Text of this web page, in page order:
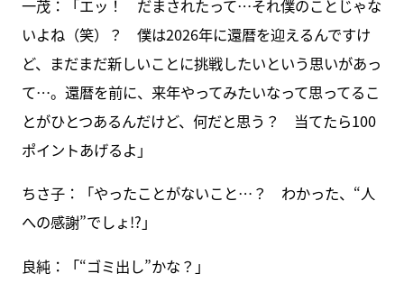
一茂：「エッ！ だまされたって…それ僕のことじゃな
いよね（笑）？ 僕は2026年に還暦を迎えるんですけ
ど、まだまだ新しいことに挑戦したいという思いがあっ
て…。還暦を前に、来年やってみたいなって思ってるこ
とがひとつあるんだけど、何だと思う？ 当てたら100
ポイントあげるよ」
ちさ子：「やったことがないこと…？ わかった、“人
への感謝”でしょ!?」
良純：「“ゴミ出し”かな？」